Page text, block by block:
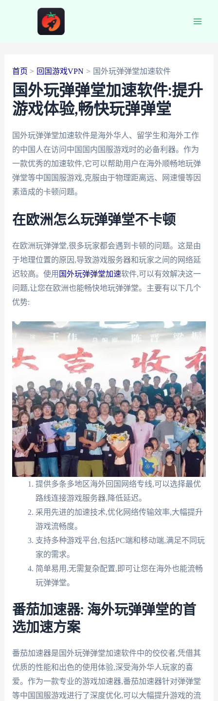
首页 回国游戏VPN 国外玩弹弹堂加速软件
国外玩弹弹堂加速软件:提升
游戏体验,畅快玩弹弹堂
国外玩弹弹堂加速软件是海外华人、留学生和海外工作
的中国人在访问中国国内国服游戏时的必备利器。作为
一款优秀的加速软件,它可以帮助用户在海外顺畅地玩弹
弹堂等中国国服游戏,克服由于物理距离远、网速慢等因
素造成的卡顿问题。
在欧洲怎么玩弹弹堂不卡顿
在欧洲玩弹弹堂,很多玩家都会遇到卡顿的问题。这是由
于地理位置的原因,导致游戏服务器和玩家之间的网络延
迟较高。使用 国外玩弹弹堂加速软件,可以有效解决这一
问题,让您在欧洲也能畅快地玩弹弹堂。主要有以下几个
优势:
提供多条多地区海外回国网络专线,可以选择最优
路线连接游戏服务器,降低延迟。
采用先进的加速技术,优化网络传输效率,大幅提升
游戏流畅度。
支持多种游戏平台,包括PC端和移动端,满足不同玩
家的需求。
简单易用,无需复杂配置,即可让您在海外也能流畅
玩弹弹堂。
番茄加速器: 海外玩弹弹堂的首
选加速方案
番茄加速器是国外玩弹弹堂加速软件中的佼佼者,凭借其
优质的性能和出色的使用体验,深受海外华人玩家的喜
爱。作为一款专业的游戏加速器,番茄加速器针对弹弹堂
等中国国服游戏进行了深度优化,可以大幅提升游戏的流